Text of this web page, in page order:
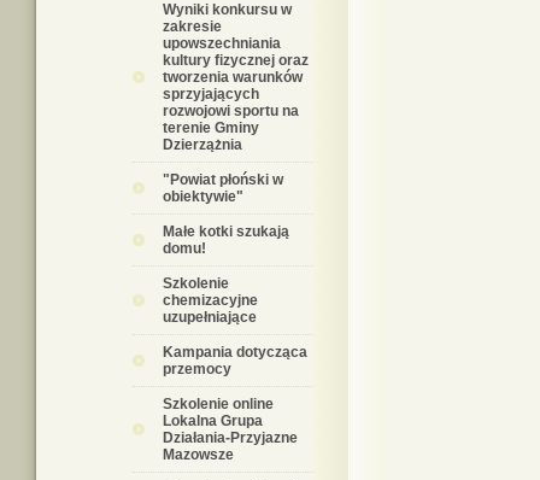
Wyniki konkursu w
zakresie
upowszechniania
kultury fizycznej oraz
tworzenia warunków
sprzyjających
rozwojowi sportu na
terenie Gminy
Dzierzążnia
"Powiat płoński w
obiektywie"
Małe kotki szukają
domu!
Szkolenie
chemizacyjne
uzupełniające
Kampania dotycząca
przemocy
Szkolenie online
Lokalna Grupa
Działania-Przyjazne
Mazowsze